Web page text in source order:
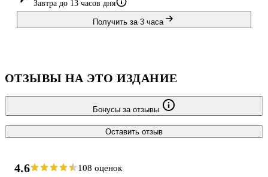
Завтра до 13 часов дня
Получить за 3 часа
ОТЗЫВЫ НА ЭТО ИЗДАНИЕ
Бонусы за отзывы
Оставить отзыв
4.6
108 оценок